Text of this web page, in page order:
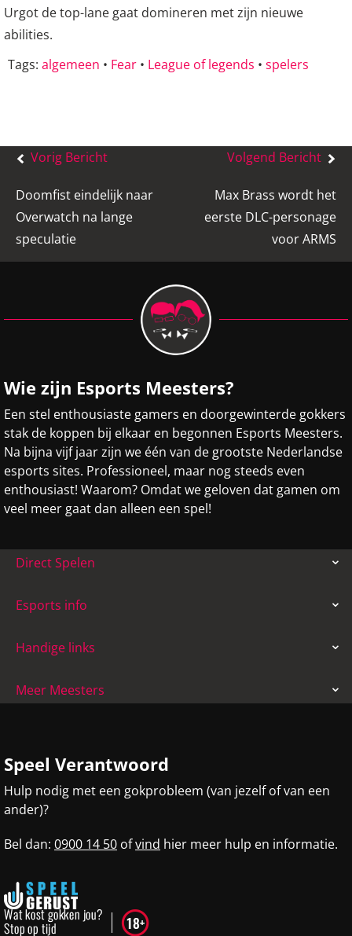
Urgot de top-lane gaat domineren met zijn nieuwe
abilities.
Tags: algemeen • Fear • League of legends • spelers
Bericht
Vorig Bericht
Doomfist eindelijk naar
Overwatch na lange
speculatie
Volgend Bericht
Max Brass wordt het
eerste DLC-personage
voor ARMS
Wie zijn Esports Meesters?
Een stel enthousiaste gamers en doorgewinterde gokkers
stak de koppen bij elkaar en begonnen Esports Meesters.
Na bijna vijf jaar zijn we één van de grootste Nederlandse
esports sites. Professioneel, maar nog steeds even
enthousiast! Waarom? Omdat we geloven dat gamen om
veel meer gaat dan alleen een spel!
Direct Spelen
Esports info
Handige links
Meer Meesters
Speel Verantwoord
Hulp nodig met een gokprobleem (van jezelf of van een
ander)?
Bel dan: 0900 14 50 ofvind hier meer hulp en informatie.